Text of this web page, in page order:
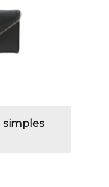
simples